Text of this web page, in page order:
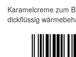
Karamelcreme zum
dickflüssig